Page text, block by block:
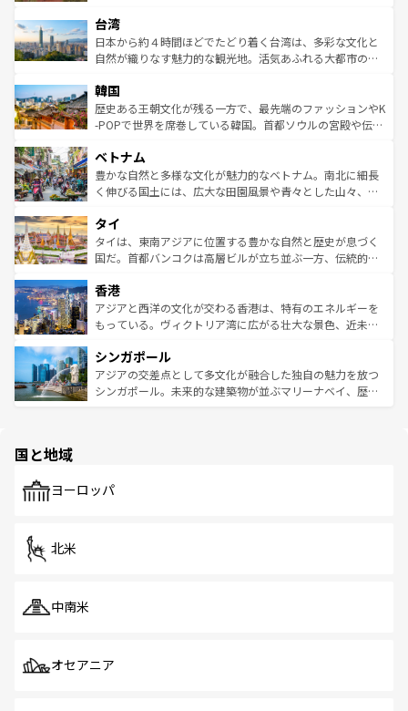
ならではの贅沢な旅のスタイルだ。 なお、新着のアメリカ
情報はコンテンツ一覧を参照してほしい。
れるおもてなしの心で訪れる人々を迎えてくれるハワイの
人々、おいしいローカルフードやハワイアンミュージッ
ク、伝統的なフラダンスなど、すべてがハワイの魅力を彩
ワイを、存分に味わってほしい。 なお、新着のハワイ情報
はコンテンツ一覧を参照してほしい。
リアリーフや大陸中央部にそびえるウルル（エアーズロッ
ク）、タスマニアの美しい原生林やケアンズの熱帯雨林な
ど、見どころがたくさん。また、カフェやワイン、オージ
いる。アクティビティも充実しており、サーフィンやダイ
ビング、ハイキングなど、アウトドア好きにはたまらな
い。オーストラリアの多彩な魅力を存分に味わいつくそ
参照してほしい。
台湾
日本から約４時間ほどでたどり着く台湾は、多彩な文化と
自然が織りなす魅力的な観光地。活気あふれる大都市の台
ン）、静ひつな山岳地帯である台湾東部など、都市の喧騒
と山間の静けさが共存しており、訪れる人に新しい発見と
驚きをもたらしてくれる。また、奥深い台湾の食文化も魅
容にもいいと評判のスイーツなど、バラエティ豊かな料理
が味わえる。 なお、新着の台湾情報は コンテンツ一覧を参
照してほしい。
韓国
歴史ある王朝文化が残る一方で、最先端のファッションやK
-POPで世界を席巻している韓国。首都ソウルの宮殿や伝統
き、地方に足を延ばせば四季折々の自然美を楽しむことが
できる。そして、キムチや焼肉、絶品のストリートフード
まで、さまざまな韓国料理が待っている。夜には、韓国な
リティに包まれながら、韓国の多彩な魅力を心ゆくまで味
わってみてほしい。 なお、新着の韓国情報はコンテンツ一
覧を参照してほしい。
ベトナム
豊かな自然と多様な文化が魅力的なベトナム。南北に細長
く伸びる国土には、広大な田園風景や青々とした山々、世
急速な発展と共に伝統が息づく。ハノイの古い町並みやホ
ーチミン市のフランス統治時代の建物も、独特の雰囲気を
醸し出している。また、バラエティの豊かさとおいしさで
とつ。フォーやバインミー、ベトナムコーヒーなどは、ぜ
ひ現地で味わいたい。どの地域を訪れてもあたたかい人々
が旅行者を迎えてくれるので、きっと忘れられない旅にな
参照してほしい。
タイ
タイは、東南アジアに位置する豊かな自然と歴史が息づく
国だ。首都バンコクは高層ビルが立ち並ぶ一方、伝統的な
の活気が交差している。北部ではチェンマイなどの山岳地
帯で自然と触れ合い、南部ではプーケットやクラビの美し
いビーチでリゾート気分を楽しむことができる。タイ料理
激する。気候は一年中温暖で、どの季節にも異なる楽しみ
が待っている。親しみやすいタイの人々、仏教を中心とし
た文化、そして多様な観光資源が、訪れる旅人を魅了し続
香港
アジアと西洋の文化が交わる香港は、特有のエネルギーを
もっている。ヴィクトリア湾に広がる壮大な景色、近未来
み、どこを訪れても感動するはず。観光スポットが密集し
ており、効率よく見どころを回れるのも魅力。息をのむよ
うな絶景から文化的な体験まで、香港を存分に楽しみ尽く
シンガポール
アジアの交差点として多文化が融合した独自の魅力を放つ
シンガポール。未来的な建築物が並ぶマリーナベイ、歴史
で、ホーカーズは地元の風情を楽しめる外せないスポット
国と地域
ヨーロッパ
北米
中南米
オセアニア